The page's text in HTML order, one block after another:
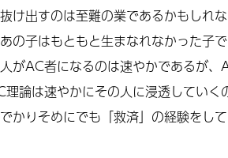
け出すのは至難の業であるかもしれ
の子はもともと生まなれなかった子
がAC者になるのは速やかであるが、
理論は速やかにその人に浸透してい
かりそめにでも「救済」の経験をし